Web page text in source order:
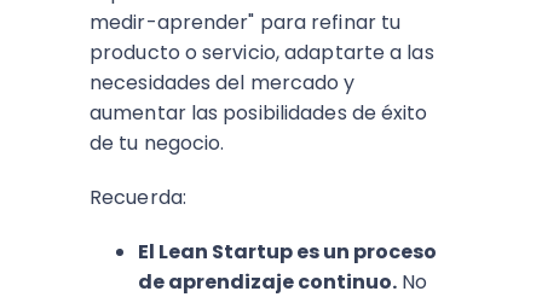
medir-aprender" para refinar tu
producto o servicio, adaptarte a las
necesidades del mercado y
aumentar las posibilidades de éxito
de tu negocio.
Recuerda:
El Lean Startup es un proceso
de aprendizaje continuo. No